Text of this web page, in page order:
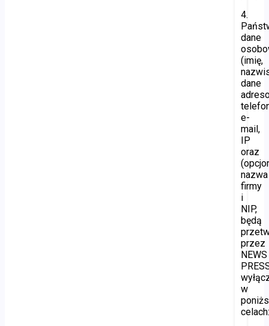
4.
dane
(imię,
dane
e-
mail,
IP
oraz
nazwa
firmy
i
NIP,
będą
przez
NEWS
w